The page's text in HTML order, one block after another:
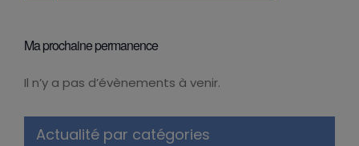
Ma prochaine permanence
Notice
Il n’y a pas d’évènements à venir.
Actualité par catégories